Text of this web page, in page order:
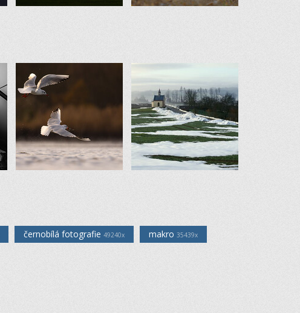
černobílá fotografie 49240x makro 35439x